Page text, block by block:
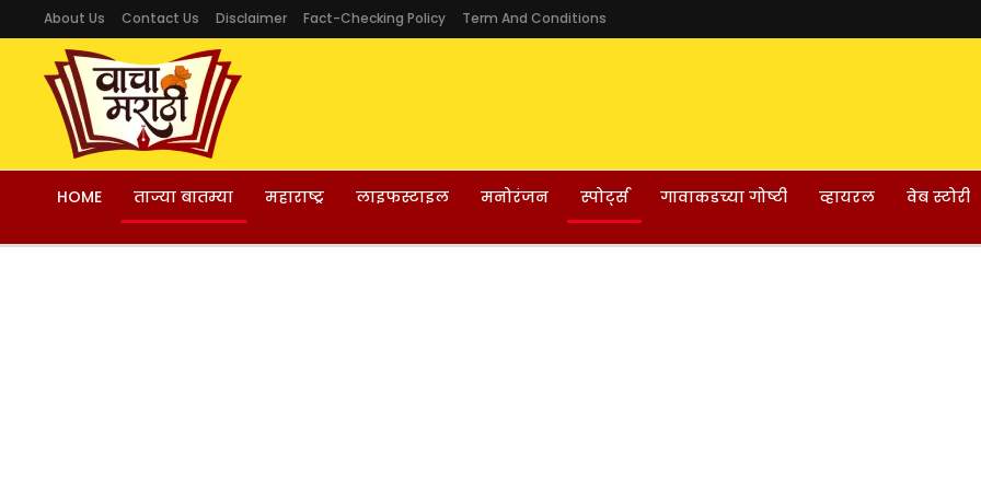
About Us Contact Us Disclaimer Fact-Checking Policy Term And Conditions
HOME ताज्या बातम्या महाराष्ट्र लाइफस्टाइल मनोरंजन स्पोर्ट्स गावाकडच्या गोष्टी व्हायरल वेब स्टोरी